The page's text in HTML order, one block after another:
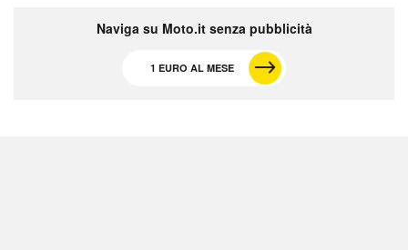
Naviga su Moto.it senza pubblicità
1 EURO AL MESE